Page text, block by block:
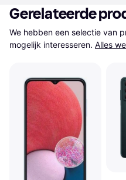
Gerelateerde
We hebben een selectie van
mogelijk interesseren. Alles